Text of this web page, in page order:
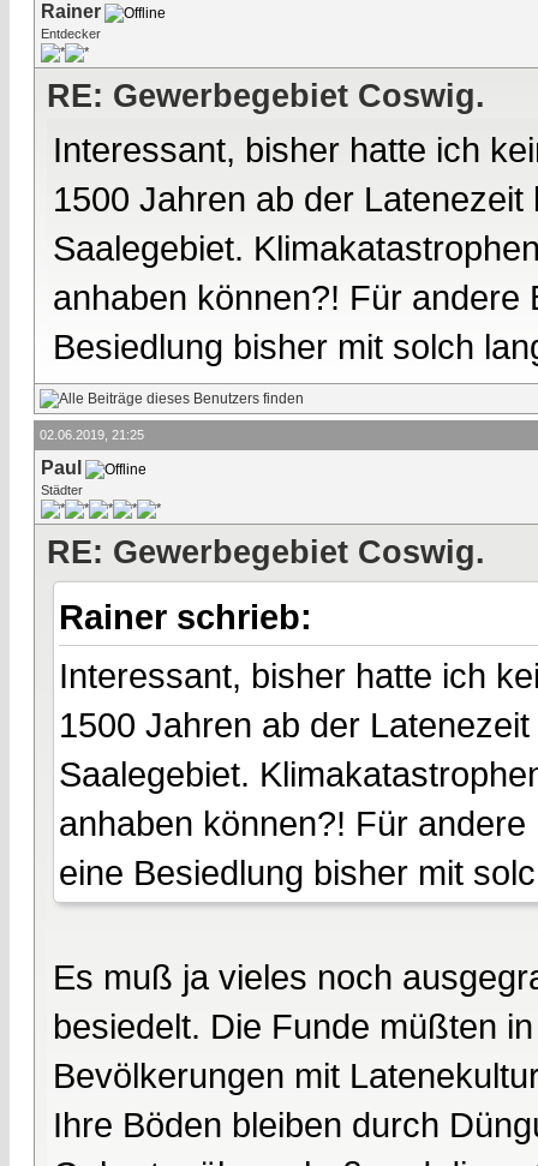
Rainer
Entdecker
RE: Gewerbegebiet Coswig.
Interessant, bisher hatte ich
1500 Jahren ab der
Saalegebiet.
anhaben können?! Für andere
Besiedlung bisher mit solch
02.06.2019, 21:25
Paul
Städter
RE: Gewerbegebiet Coswig.
Rainer schrieb:
Interessant, bisher hatte ich
1500 Jahren ab der
Saalegebiet.
anhaben können?! Für
eine Besiedlung bisher mit
Es muß ja vieles noch
besiedelt. Die Funde müßten
Bevölkerungen mit
Ihre Böden bleiben durch